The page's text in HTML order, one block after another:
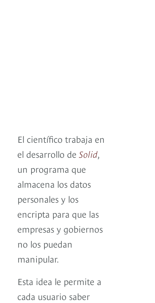
El científico trabaja en
el desarrollo de Solid,
un programa que
almacena los datos
personales y los
encripta para que las
empresas y gobiernos
no los puedan
manipular.
Esta idea le permite a
cada usuario saber